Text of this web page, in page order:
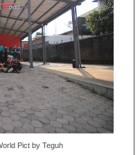
Pict by Teguh